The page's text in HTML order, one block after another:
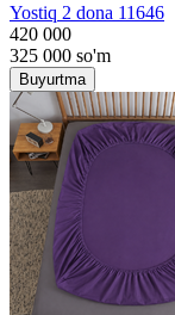
Yostiq 2 dona 11646
420 000
325 000 so'm
Buyurtma